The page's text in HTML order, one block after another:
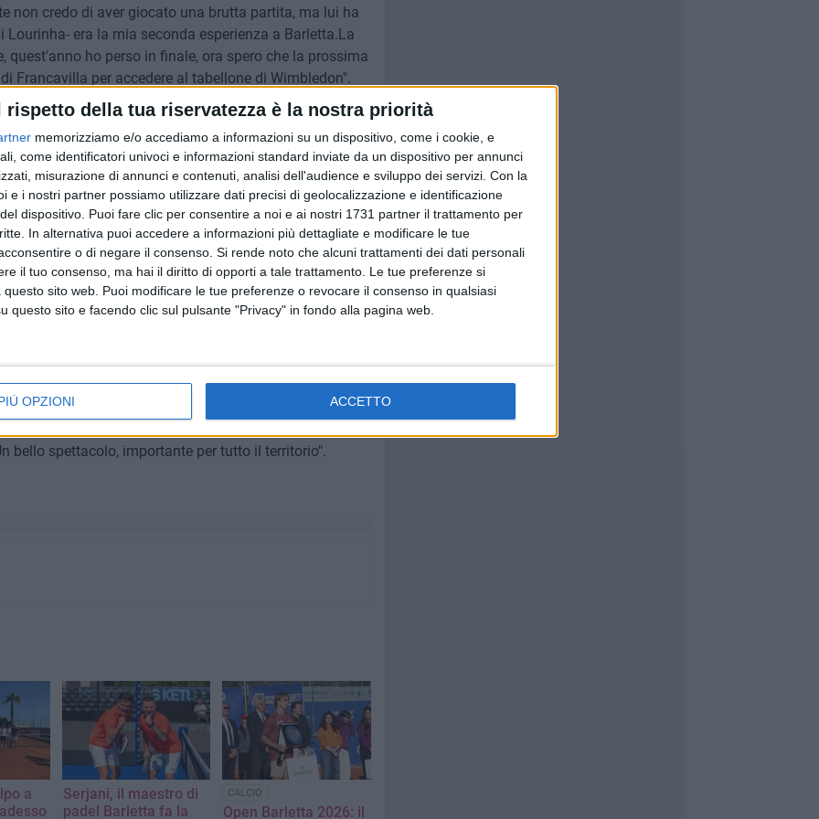
rispetto della tua riservatezza è la nostra priorità
memorizziamo e/o accediamo a informazioni su un dispositivo, come i cookie, e
come identificatori univoci e informazioni standard inviate da un dispositivo per annunci
misurazione di annunci e contenuti, analisi dell'audience e sviluppo dei servizi. Con la
e i nostri partner possiamo utilizzare dati precisi di geolocalizzazione e identificazione
dispositivo. Puoi fare clic per consentire a noi e ai nostri 1731 partner il trattamento per
In alternativa puoi accedere a informazioni più dettagliate e modificare le tue
o di negare il consenso. Si rende noto che alcuni trattamenti dei dati personali
il tuo consenso, ma hai il diritto di opporti a tale trattamento. Le tue preferenze si
sito web. Puoi modificare le tue preferenze o revocare il consenso in qualsiasi
questo sito e facendo clic sul pulsante "Privacy" in fondo alla pagina web.
OPZIONI ACCETTO
non credo di aver giocato una brutta partita, ma lui ha
era la mia seconda esperienza a Barletta.La
ho perso in finale, ora spero che la prossima
Francavilla per accedere al tabellone di Wimbledon".
numero 2 in finale, elemento di soddisfazione per il
"Direi che è quasi il sogno di ogni organizzatore, ma
valore che ci hanno pregiato della loro presenza
ha perso un set, ha mostrato grande forma e oggi con
piacevole: un grazie va al pubblico, che ci è stato
festiva e il meteo, e durante la settimana
della scorsa edizione". Il Challenger ha compiuto
"Comporta costi importanti, che sono stati
–evidenzia Ormas- ma servirà uno sforzo in
e lo promuovono per 10 giorni, 24 ore su 24, con
su Supertennis".
Amoruso, ex attaccante di Juventus, Reggina e
grande passione per il tennis, e da quando ho smesso
con grande costanza. Ho visto alcune partite e mi
bello spettacolo, importante per tutto il territorio".
a
Serjani, il maestro di
padel Barletta fa la
CALCIO
Open Barletta 2026: il